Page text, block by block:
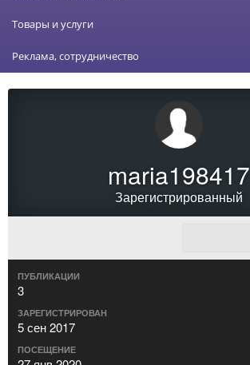
Товары и услуги
Реклама, сотрудничество
maria198417
Зарегистрированный
ПУБЛИКАЦИИ
3
ЗАРЕГИСТРИРОВАН
5 сен 2017
ПОСЕЩЕНИЕ